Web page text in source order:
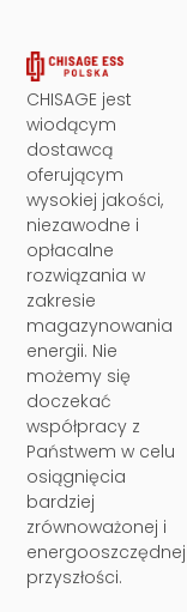
CHISAGE jest
wiodącym
dostawcą
oferującym
wysokiej jakości,
niezawodne i
opłacalne
rozwiązania w
zakresie
magazynowania
energii. Nie
możemy się
doczekać
współpracy z
Państwem w celu
osiągnięcia
bardziej
zrównoważonej i
energooszczędnej
przyszłości.